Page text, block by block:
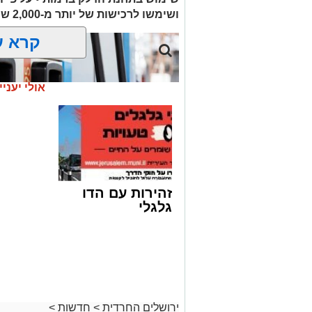
ת.נ.צ.ב.ה
להצטרפות לקבוצות ועדכוני
מעוניינים להגיב?
האדום
ושימשו לרכישות של יותר מ-2,000 ש"ח בחנויות במזרח ירושלים
חרם על תחנת הדלק | אילוסטרציה shutterstock
קרא
אולי
זהירות עם הדו
גלגלי
ירושלים החרדית > חדשות >